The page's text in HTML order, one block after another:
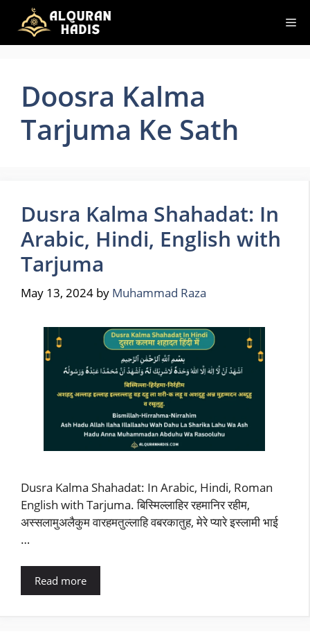
content
Doosra Kalma
Tarjuma Ke Sath
Dusra Kalma Shahadat: In
Arabic, Hindi, English with
Tarjuma
May 13, 2024 by Muhammad Raza
Dusra Kalma Shahadat: In Arabic, Hindi, Roman
English with Tarjuma. बिस्मिल्लाहिर रहमानिर रहीम,
अस्सलामुअलैकुम वारहमतुल्लाहि वबरकातुह, मेरे प्यारे इस्लामी भाई
…
Read more